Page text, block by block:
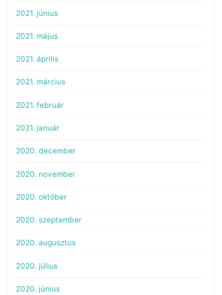
2021. június
2021. május
2021. április
2021. március
2021. február
2021. január
2020. december
2020. november
2020. október
2020. szeptember
2020. augusztus
2020. július
2020. június